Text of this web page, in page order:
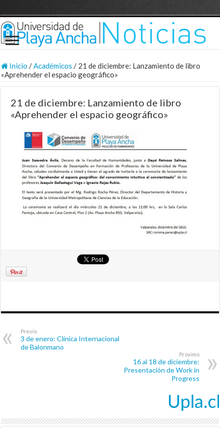
Inicio /Académicos / 21 de diciembre: Lanzamiento de libro
«Aprehender el espacio geográfico»
21 de diciembre: Lanzamiento de libro
«Aprehender el espacio geográfico»
Previo
3 de enero: Clínica Internacional
de Balonmano
Próximo
16 al 18 de diciembre:
Presentación de Work in
Progress